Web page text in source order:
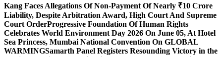
Kang Faces Allegations Of Non-Payment Of Nearly ₹10 Crore
Liability, Despite Arbitration Award, High Court And Supreme
Court OrderProgressive Foundation Of Human Rights
Celebrates World Environment Day 2026 On June 05, At Hotel
Sea Princess, Mumbai National Convention On GLOBAL
WARMINGSamarth Panel Registers Resounding Victory in the